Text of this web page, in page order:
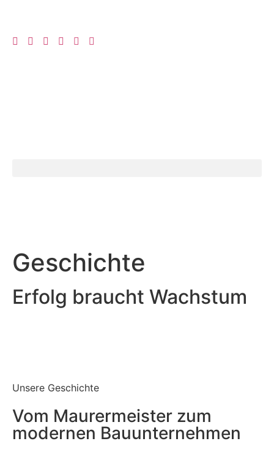
Geschich­te
Erfolg braucht Wachstum
Unse­re Geschichte
Vom Mau­rer­meis­ter zum
moder­nen Bauunternehmen